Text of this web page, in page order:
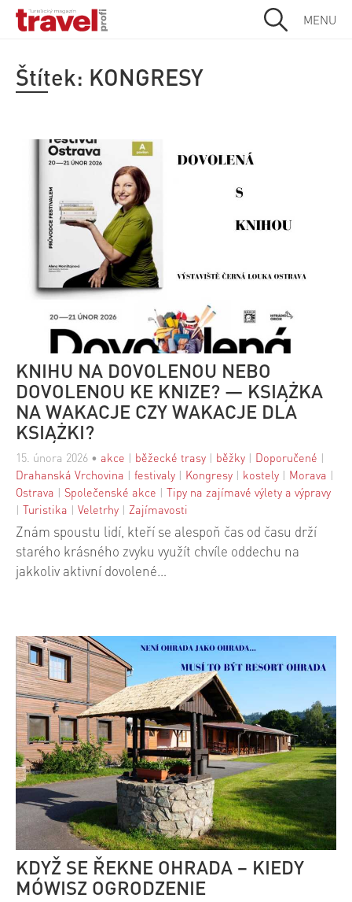
MENU
Štítek: KONGRESY
KNIHU NA DOVOLENOU NEBO
DOVOLENOU KE KNIZE? — KSIĄŻKA
NA WAKACJE CZY WAKACJE DLA
KSIĄŻKI?
15. února 2026 • akce | běžecké trasy | běžky | Doporučené |
Drahanská Vrchovina | festivaly | Kongresy | kostely | Morava |
Ostrava | Společenské akce | Tipy na zajímavé výlety a výpravy
| Turistika | Veletrhy | Zajímavosti
Znám spoustu lidí, kteří se alespoň čas od času drží
starého krásného zvyku využít chvíle oddechu na
jakkoliv aktivní dovolené…
KDYŽ SE ŘEKNE OHRADA – KIEDY
MÓWISZ OGRODZENIE